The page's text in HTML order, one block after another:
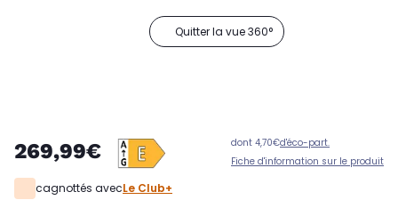
Quitter la vue 360°
269,99€ dont 4,70€d'éco-part.
Fiche d'information sur le produit
cagnottés avecLe Club+